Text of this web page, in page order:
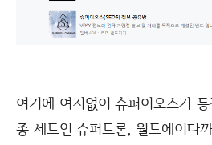
여기에 여지없이 슈퍼이오스가
종 세트인 슈퍼트론, 월드에이다